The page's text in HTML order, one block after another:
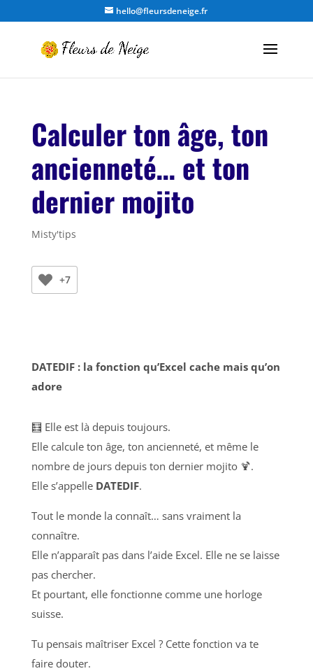
hello@fleursdeneige.fr
Calculer ton âge, ton
ancienneté… et ton
dernier mojito
Misty'tips
+7
DATEDIF : la fonction qu’Excel cache mais qu’on
adore
🧮 Elle est là depuis toujours.
Elle calcule ton âge, ton ancienneté, et même le
nombre de jours depuis ton dernier mojito 🍹.
Elle s’appelle DATEDIF.
Tout le monde la connaît… sans vraiment la
connaître.
Elle n’apparaît pas dans l’aide Excel. Elle ne se laisse
pas chercher.
Et pourtant, elle fonctionne comme une horloge
suisse.
Tu pensais maîtriser Excel ? Cette fonction va te
faire douter.